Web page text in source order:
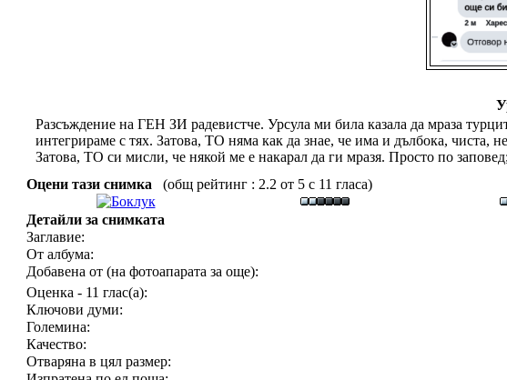
Разсъждение на ГЕН ЗИ радевистче. Урсула ми била казала да мраза
интегрираме с тях. Затова, ТО няма как да знае, че има и дълбока, чиста,
Затова, ТО си мисли, че някой ме е накарал да ги мразя. Просто по
Оцени тази снимка
(общ рейтинг : 2.2 от 5 с 11 гласа)
Детайли за снимката
Заглавие:
От албума:
Добавена от (на фотоапарата за още):
Оценка - 11 глас(а):
Ключови думи:
Големина:
Качество:
Отваряна в цял размер: